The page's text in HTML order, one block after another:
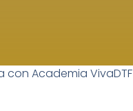
con Academia VivaDTF